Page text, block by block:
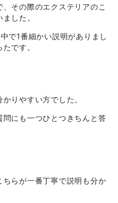
その際のエクステリアのこ
した。
で1番細かい説明がありまし
です。
りやすい方でした。
にも一つひとつきちんと答
らが一番丁寧で説明も分か